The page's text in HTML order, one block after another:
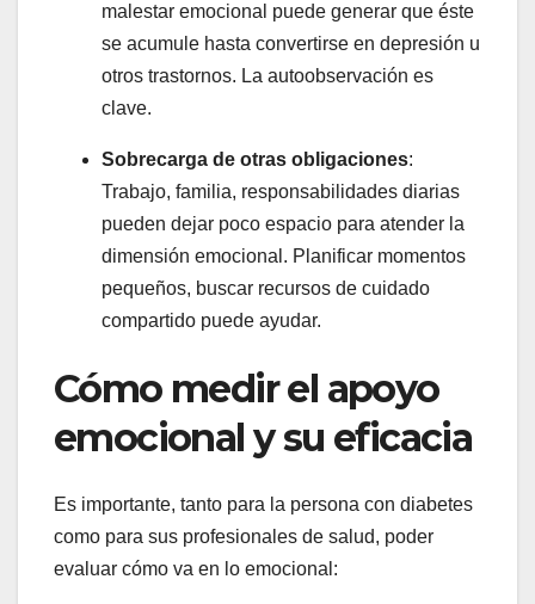
malestar emocional puede generar que éste
se acumule hasta convertirse en depresión u
otros trastornos. La autoobservación es
clave.
Sobrecarga de otras obligaciones:
Trabajo, familia, responsabilidades diarias
pueden dejar poco espacio para atender la
dimensión emocional. Planificar momentos
pequeños, buscar recursos de cuidado
compartido puede ayudar.
Cómo medir el apoyo
emocional y su eficacia
Es importante, tanto para la persona con diabetes
como para sus profesionales de salud, poder
evaluar cómo va en lo emocional: